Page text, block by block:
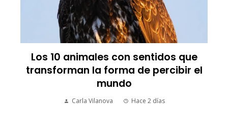
Los 10 animales con sentidos que
transforman la forma de percibir el
mundo
Carla Vilanova Hace 2 días